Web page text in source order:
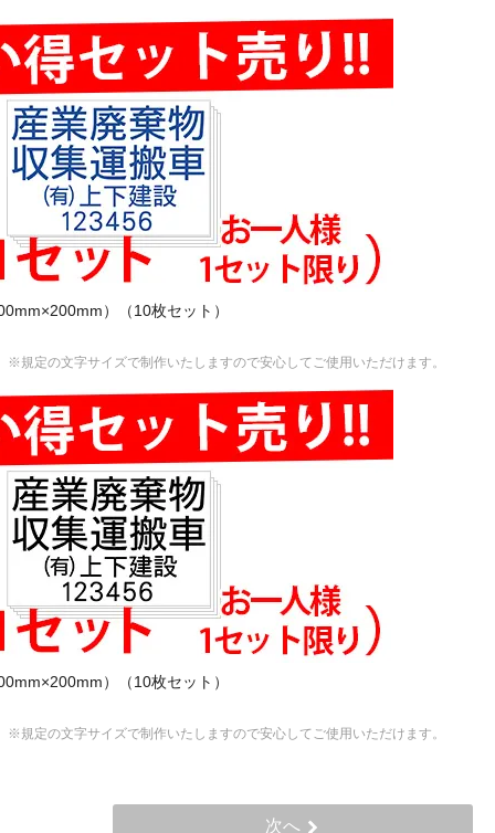
）（10枚セット）
定の文字サイズで制作いたしますので安心してご使用いただけます。
）（10枚セット）
定の文字サイズで制作いたしますので安心してご使用いただけます。
次へ